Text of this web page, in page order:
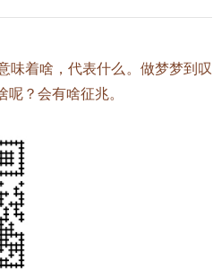
味着啥，代表什么。做梦梦到叹
？会有啥征兆。